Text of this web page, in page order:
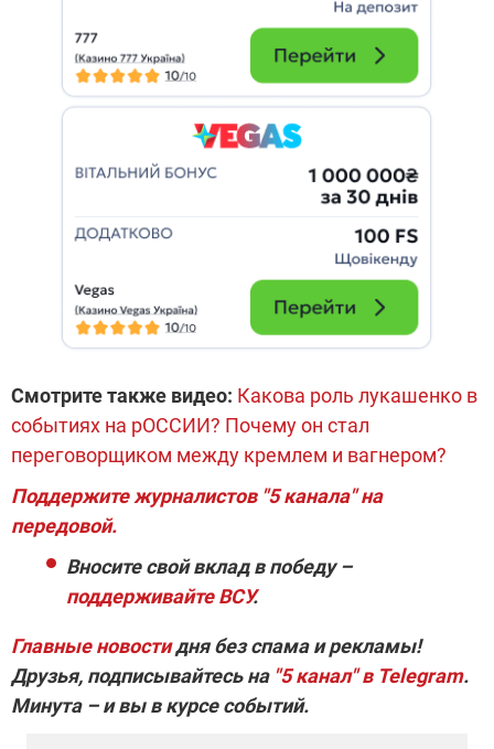
Смотрите также видео: Какова роль лукашенко в
событиях на рОССИИ? Почему он стал
переговорщиком между кремлем и вагнером?
Поддержите журналистов "5 канала" на
передовой.
Вносите свой вклад в победу –
поддерживайте ВСУ.
Главные новостидня без спама и рекламы!
Друзья, подписывайтесь на "5 канал" в Telegram.
Минута – и вы в курсе событий.